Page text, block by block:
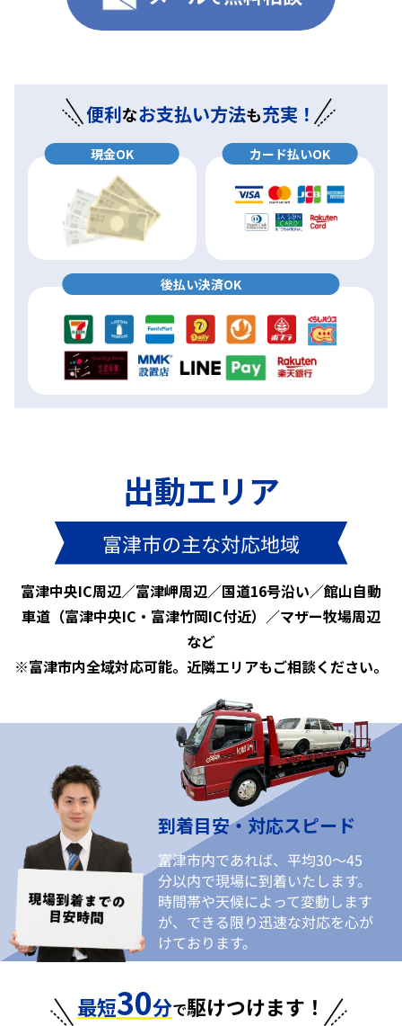
便利なお支払い方法も充実！
現金OK カード払いOK
後払い決済OK
出動エリア
富津市の主な対応地域
富津中央IC周辺／富津岬周辺／国道16号沿い／館山自動
車道（富津中央IC・富津竹岡IC付近）／マザー牧場周辺
など
※富津市内全域対応可能。近隣エリアもご相談ください。
到着目安・対応スピード
富津市内であれば、平均30〜45
分以内で現場に到着いたします。
時間帯や天候によって変動します
が、できる限り迅速な対応を心が
けております。
最短30分で駆けつけます！